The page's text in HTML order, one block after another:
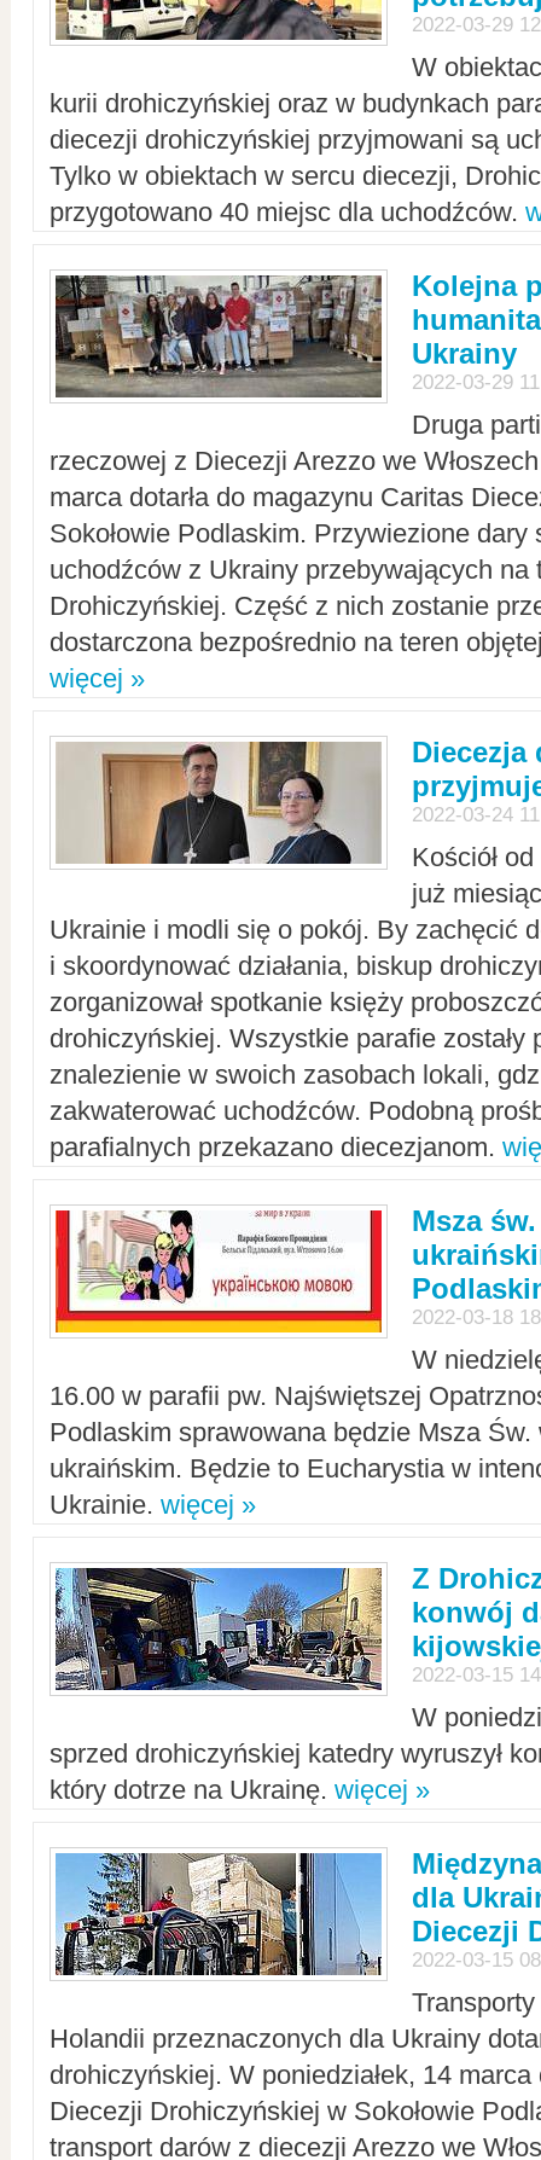
2022-03-29
W
kurii drohiczyńskiej oraz w budynkach
diecezji drohiczyńskiej przyjmowani są
Tylko w obiektach w sercu diecezji,
przygotowano 40 miejsc dla uchodźców.
Kolejna
Ukrainy
2022-03-29
Druga
rzeczowej z Diecezji Arezzo we
marca dotarła do magazynu Caritas
Sokołowie Podlaskim. Przywiezione dary
uchodźców z Ukrainy przebywających na
Drohiczyńskiej. Część z nich zostanie
dostarczona bezpośrednio na teren
więcej »
Diecezja
2022-03-24
Kościół
już
Ukrainie i modli się o pokój. By zachęcić
i skoordynować działania, biskup
zorganizował spotkanie księży
drohiczyńskiej. Wszystkie parafie zostały
znalezienie w swoich zasobach lokali,
zakwaterować uchodźców. Podobną
parafialnych przekazano diecezjanom.
Msza
2022-03-18
W
16.00 w parafii pw. Najświętszej
Podlaskim sprawowana będzie Msza Św.
ukraińskim. Będzie to Eucharystia w
Ukrainie. więcej »
Z
konwój
2022-03-15
W
sprzed drohiczyńskiej katedry wyruszył
który dotrze na Ukrainę. więcej »
dla
Diecezji
2022-03-15
Holandii przeznaczonych dla Ukrainy
drohiczyńskiej. W poniedziałek, 14
Diecezji Drohiczyńskiej w Sokołowie
transport darów z diecezji Arezzo we